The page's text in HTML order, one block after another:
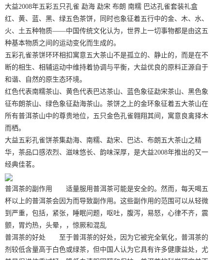
大益2008年五彩五只孔雀 勐海 勐宋 布朗 南糯 巴达孔雀套装礼盒
红、黄、蓝、黑、绿五色茶饼，同时也象征着五行中的金、木、水、
火、土五种物质——中国传统文化认为，世界上一切事物都是由这五
种基本物质之间的运动变化而生成的。
五彩孔雀茶饼环环相扣寓意五大茶山不是孤立的、静止的，而是在不
断的相生、相辅运动中维持着协调与平衡，大益优良的原料正源自于
和谐、自然的原生态环境。
红色代表南糯茶山、黄色代表巴达茶山、蓝色象征勐宋茶山、黑色象
征布朗茶山、绿色象征勐海茶山。茶饼之上的金环象征着五大茶山在
所有普洱茶山中的尊贵地位，五只金色孔雀翱翔其间，寓意良禽择木
而栖。
大益五彩孔雀饼茶集勐海、南糯、勐宋、巴达、布朗五大茶山之精
华，茶品口感浓烈、滋味悠长、韵味深厚，是大益2008年推出的又一
经典佳茗。
普洱茶的副作用 适量服用普洱茶可能是安全的。然而，每天喝五
杯以上的普洱茶会因为而导致副作用。这些副作用的范围可以从轻微
到严重，包括，紧张，睡眠问题，呕吐，腹泻，易怒，心律不齐，震
颤，胃灼热，头晕，，惊厥和混乱
普洱茶的好处 至于普洱茶的好处，因为它被完全氧化，普洱茶的
剂较低含量高于白色或绿茶，但中国人认为它具有许多健康益处，尤